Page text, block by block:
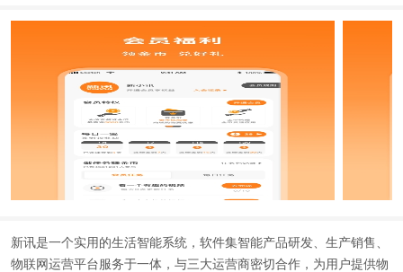
新讯是一个实用的生活智能系统，软件集智能产品研发、生产销售、
物联网运营平台服务于一体，与三大运营商密切合作，为用户提供物